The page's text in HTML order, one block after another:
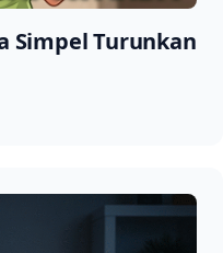
Simpel Turunkan